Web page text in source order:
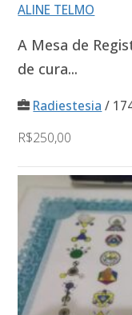
ALINE TELMO
A Mesa de
de cura...
Radiestesia /
R$250,00